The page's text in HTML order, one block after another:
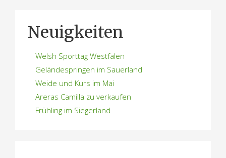
Neuigkeiten
Welsh Sporttag Westfalen
Geländespringen im Sauerland
Weide und Kurs im Mai
Areras Camilla zu verkaufen
Frühling im Siegerland